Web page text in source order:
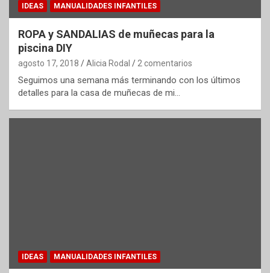
IDEAS MANUALIDADES INFANTILES
ROPA y SANDALIAS de muñecas para la
piscina DIY
agosto 17, 2018 Alicia Rodal 2 comentarios
Seguimos una semana más terminando con los últimos
detalles para la casa de muñecas de mi…
IDEAS MANUALIDADES INFANTILES